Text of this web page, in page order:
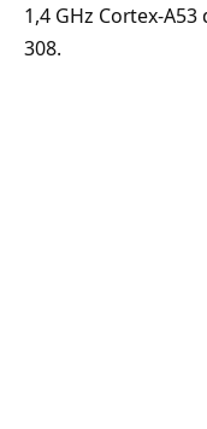
1,4 GHz Cortex-
308.